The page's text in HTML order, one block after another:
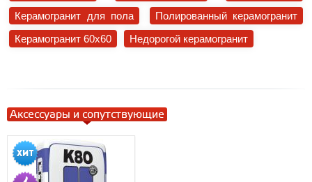
Керамогранит для пола
Полированный керамогранит
Керамогранит 60x60
Недорогой керамогранит
Аксессуары и сопутствующие